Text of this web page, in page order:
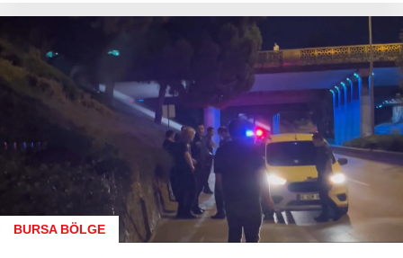
BURSA BÖLGE